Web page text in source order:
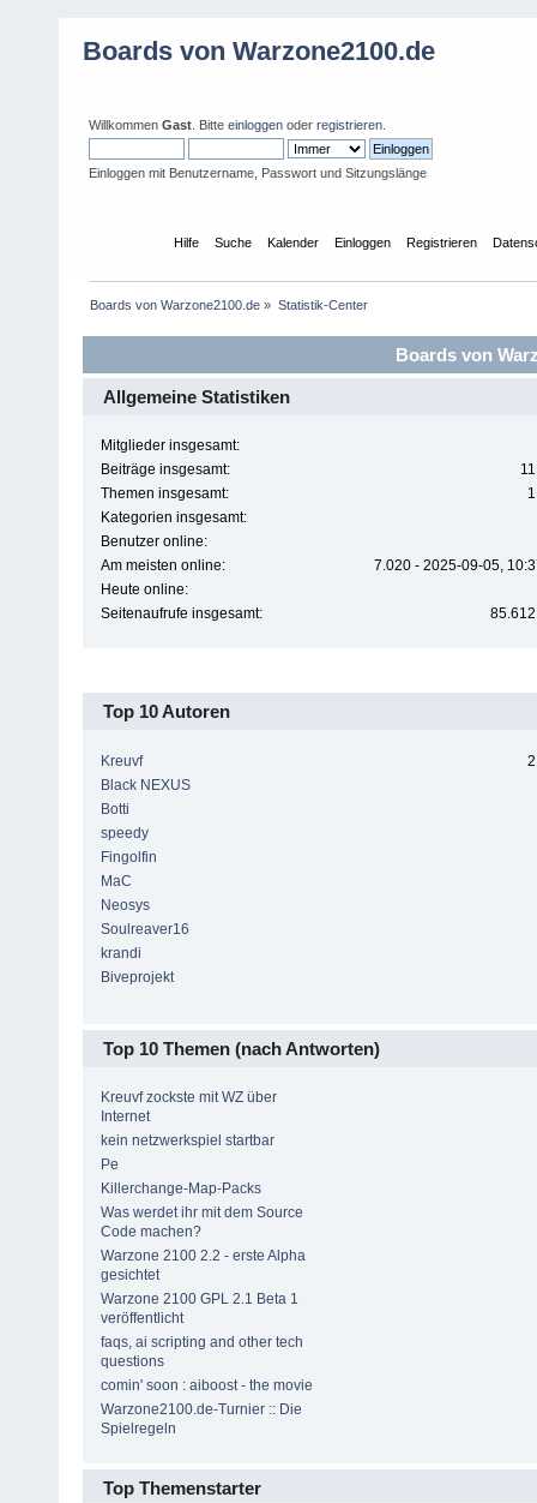
Boards von Warzone2100.de
Willkommen Gast . Bitte einloggen oder registrieren
Einloggen mit Benutzername, Passwort und Sitzungslänge
Hilfe Suche Kalender Einloggen Registrieren
Boards von Warzone2100.de » Statistik-Center
Boards von
Allgemeine Statistiken
Mitglieder insgesamt:
Beiträge insgesamt:
Themen insgesamt:
Kategorien insgesamt:
Benutzer online:
Am meisten online:
7.020 - 2025-09-05,
Heute online:
Seitenaufrufe insgesamt:
Top 10 Autoren
Kreuvf
Black NEXUS
Botti
speedy
Fingolfin
MaC
Neosys
Soulreaver16
krandi
Biveprojekt
Top 10 Themen (nach Antworten)
Kreuvf zockste mit WZ über
Internet
kein netzwerkspiel startbar
Pe
Killerchange-Map-Packs
Was werdet ihr mit dem Source
Code machen?
Warzone 2100 2.2 - erste Alpha
gesichtet
Warzone 2100 GPL 2.1 Beta 1
veröffentlicht
faqs, ai scripting and other tech
questions
comin' soon : aiboost - the movie
Warzone2100.de-Turnier :: Die
Spielregeln
Top Themenstarter